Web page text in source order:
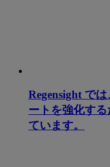
Regensight で
ートを強化する
ています。